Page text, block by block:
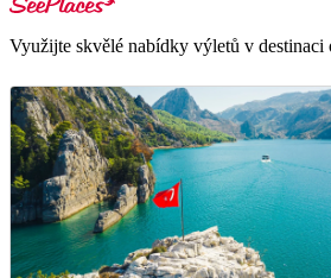
Využijte skvělé nabídky výletů v destinaci